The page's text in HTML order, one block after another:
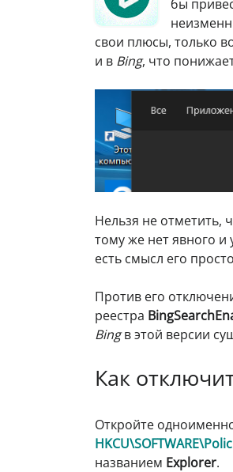
бы
свои плюсы, только
и в Bing, что
Нельзя не отметить,
тому же нет явного и
есть смысл его
Против его
реестра
Bingв этой версии
Как
Откройте
названием Explorer.